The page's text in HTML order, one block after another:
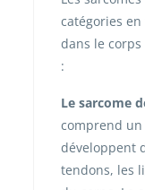
catégories
dans le
:
Le sarcome
comprend un
développent
tendons, les